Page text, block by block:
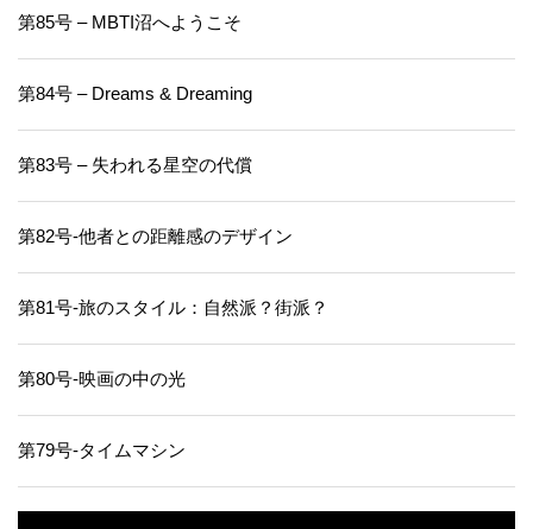
第85号 – MBTI沼へようこそ
第84号 – Dreams & Dreaming
第83号 – 失われる星空の代償
第82号-他者との距離感のデザイン
第81号-旅のスタイル：自然派？街派？
第80号-映画の中の光
第79号-タイムマシン